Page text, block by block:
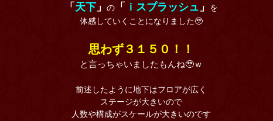
「 天下」 の「 ｉスプラッシュ 」
を
体感していくことになりました🥹
思わず３１５０！！
と言っちゃいましたもんね🥹ｗ
前述したように地下はフロアが広く
ステージが大きいので
人数や構成がスケールが大きいのです